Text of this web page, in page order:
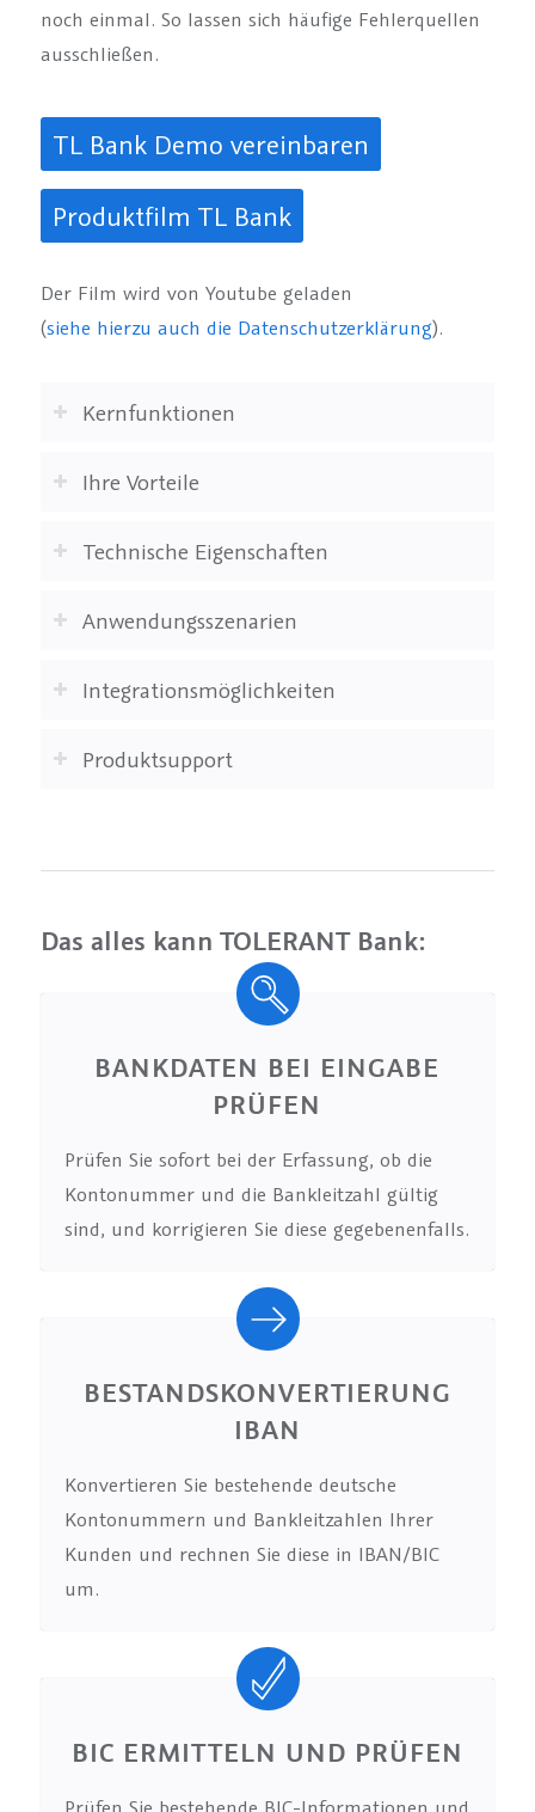
noch einmal. So lassen sich häufige Fehlerquellen
ausschließen.
TL Bank Demo vereinbaren
Produktfilm TL Bank
Der Film wird von Youtube geladen
(siehe hierzu auch die Datenschutzerklärung).
Kernfunktionen
Ihre Vorteile
Technische Eigenschaften
Anwendungsszenarien
Integrationsmöglichkeiten
Produktsupport
Das alles kann TOLERANT Bank:
BANKDATEN BEI EINGABE
PRÜFEN
Prüfen Sie sofort bei der Erfassung, ob die
Kontonummer und die Bankleitzahl gültig
sind, und korrigieren Sie diese gegebenenfalls.
BESTANDSKONVERTIERUNG
IBAN
Konvertieren Sie bestehende deutsche
Kontonummern und Bankleitzahlen Ihrer
Kunden und rechnen Sie diese in IBAN/BIC
um.
BIC ERMITTELN UND PRÜFEN